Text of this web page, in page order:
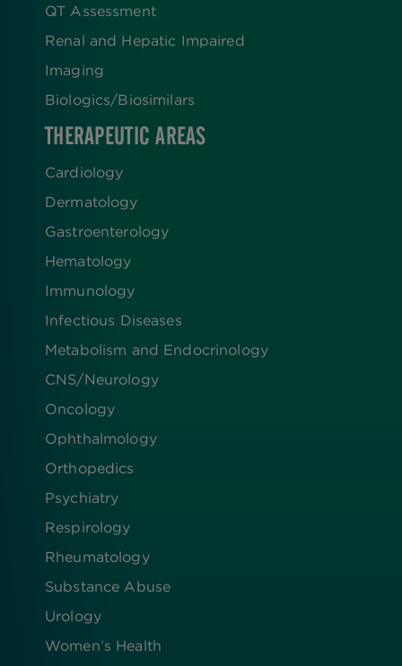
QT Assessment
Renal and Hepatic Impaired
Imaging
Biologics​/​Biosimilars
THERAPEUTIC AREAS
Cardiology
Dermatology
Gastroenterology
Hematology
Immunology
Infectious Diseases
Metabolism and Endocrinology
CNS/Neurology
Oncology
Ophthalmology
Orthopedics
Psychiatry
Respirology
Rheumatology
Substance Abuse
Urology
Women’s Health